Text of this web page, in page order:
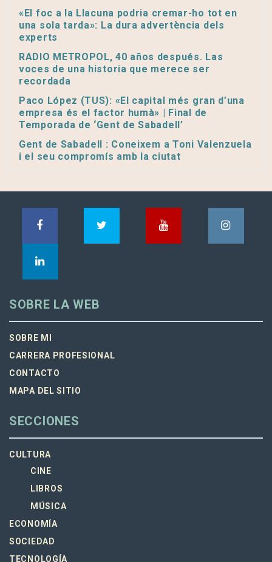
«El foc a la Llacuna podria cremar-ho tot en
una sola tarda»: La dura advertència dels
experts
RADIO METROPOL, 40 años después. Las
voces de una historia que merece ser
recordada
Paco López (TUS): «El capital més gran d’una
empresa és el factor humà» | Final de
Temporada de ‘Gent de Sabadell’
Gent de Sabadell : Coneixem a Toni Valenzuela
i el seu compromís amb la ciutat
SOBRE LA WEB
SOBRE MI
CARRERA PROFESIONAL
CONTACTO
MAPA DEL SITIO
SECCIONES
CULTURA
CINE
LIBROS
MÚSICA
ECONOMÍA
SOCIEDAD
TECNOLOGÍA